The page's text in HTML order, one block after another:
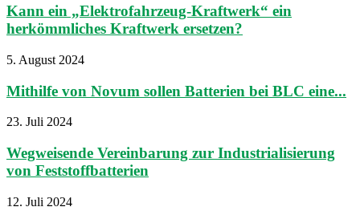
Kann ein „Elektrofahrzeug-Kraftwerk“ ein
herkömmliches Kraftwerk ersetzen?
5. August 2024
Mithilfe von Novum sollen Batterien bei BLC eine...
23. Juli 2024
Wegweisende Vereinbarung zur Industrialisierung
von Feststoffbatterien
12. Juli 2024